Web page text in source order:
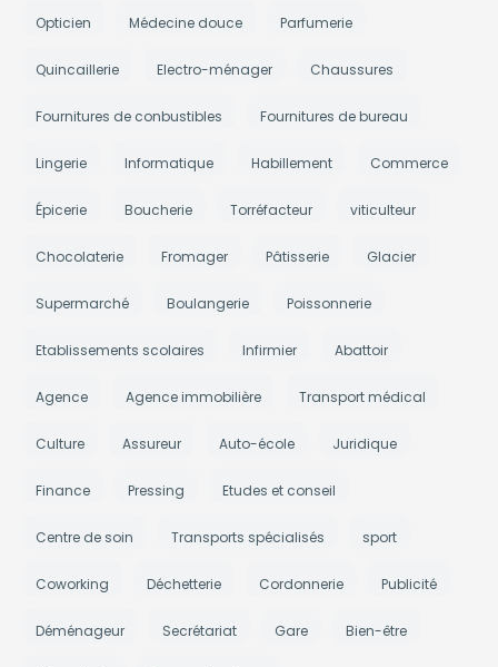
Opticien Médecine douce Parfumerie
Quincaillerie Electro-ménager Chaussures
Fournitures de conbustibles Fournitures de bureau
Lingerie Informatique Habillement Commerce
Épicerie Boucherie Torréfacteur viticulteur
Chocolaterie Fromager Pâtisserie Glacier
Supermarché Boulangerie Poissonnerie
Etablissements scolaires Infirmier Abattoir
Agence Agence immobilière Transport médical
Culture Assureur Auto-école Juridique
Finance Pressing Etudes et conseil
Centre de soin Transports spécialisés sport
Coworking Déchetterie Cordonnerie Publicité
Déménageur Secrétariat Gare Bien-être